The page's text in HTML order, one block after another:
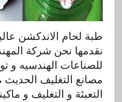
طبة لحام الاندكشن
نقدمها نحن شركة
للصناعات الهندسيه و
مصانع التغليف
التعبئة و التغليف و